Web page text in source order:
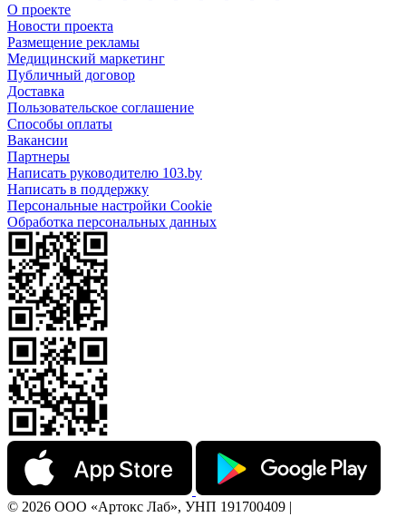
О проекте
Новости проекта
Размещение рекламы
Медицинский маркетинг
Публичный договор
Доставка
Пользовательское соглашение
Способы оплаты
Вакансии
Партнеры
Написать руководителю 103.by
Написать в поддержку
Персональные настройки Cookie
Обработка персональных данных
© 2026 ООО «Артокс Лаб», УНП 191700409 |